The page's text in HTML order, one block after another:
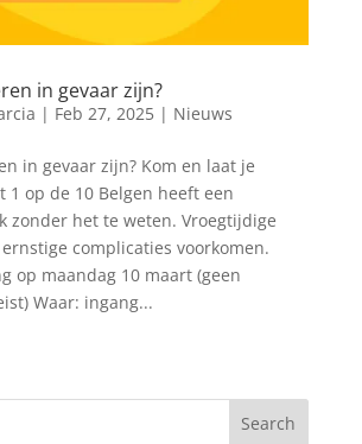
in gevaar zijn?
| Feb 27, 2025| Nieuws
in gevaar zijn? Kom en laat je
1 op de 10 Belgen heeft een
zonder het te weten. Vroegtijdige
complicaties voorkomen.
op maandag 10 maart (geen
Waar: ingang...